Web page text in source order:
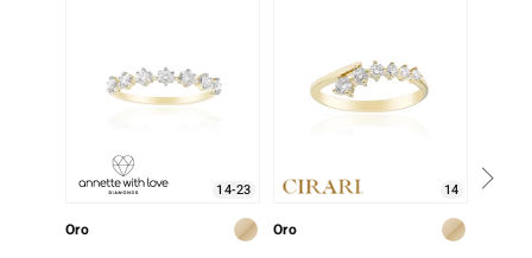
by de Melo 14-23
Oro
14
Oro